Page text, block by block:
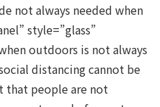
not always needed when
style=”glass”
outdoors is not always
distancing cannot be
that people are not